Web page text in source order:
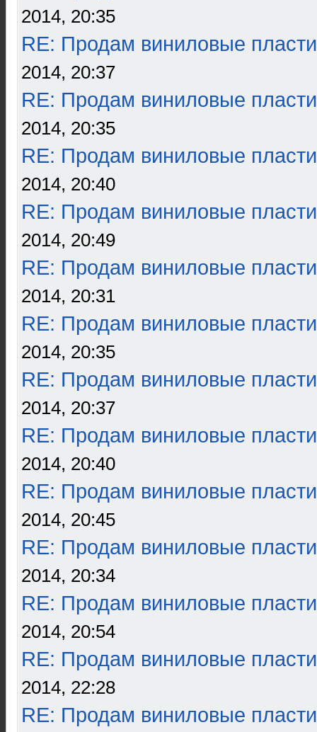
2014, 20:35
RE: Продам виниловые
2014, 20:37
RE: Продам виниловые
2014, 20:35
RE: Продам виниловые
2014, 20:40
RE: Продам виниловые
2014, 20:49
RE: Продам виниловые
2014, 20:31
RE: Продам виниловые
2014, 20:35
RE: Продам виниловые
2014, 20:37
RE: Продам виниловые
2014, 20:40
RE: Продам виниловые
2014, 20:45
RE: Продам виниловые
2014, 20:34
RE: Продам виниловые
2014, 20:54
RE: Продам виниловые
2014, 22:28
RE: Продам виниловые